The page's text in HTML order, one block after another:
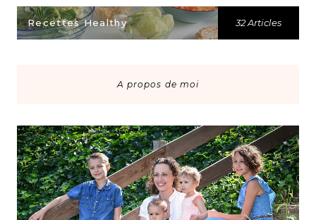
Recettes Healthy 32 Articles
A propos de moi